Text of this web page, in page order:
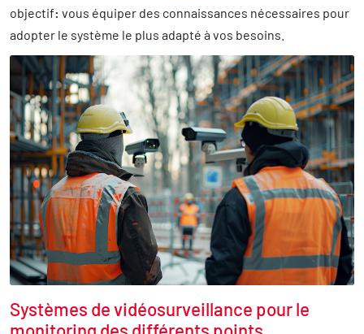
objectif: vous équiper des connaissances nécessaires pour
adopter le système le plus adapté à vos besoins.
Systèmes de vidéosurveillance pour le